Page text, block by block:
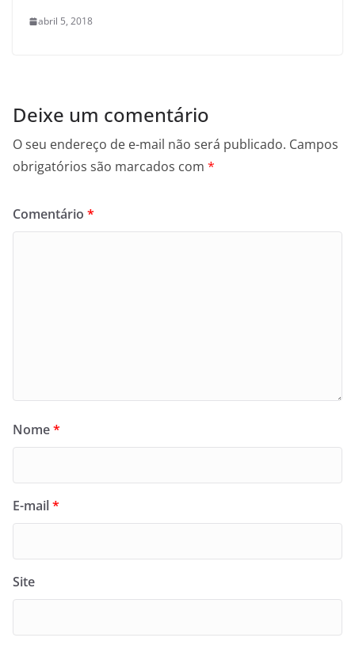
abril 5, 2018
Deixe um comentário
O seu endereço de e-mail não será publicado. Campos
obrigatórios são marcados com *
Comentário *
Nome*
E-mail*
Site